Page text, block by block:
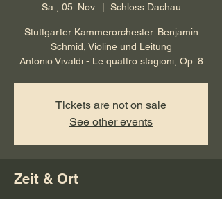
Sa., 05. Nov. Schloss Dachau
Stuttgarter Kammerorchester. Benjamin
Schmid, Violine und Leitung
Antonio Vivaldi - Le quattro stagioni, Op. 8
Tickets are not on sale
See other events
Zeit & Ort